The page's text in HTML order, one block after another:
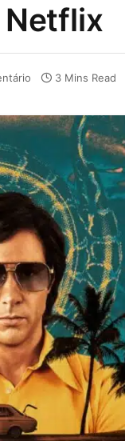
Netflix
3 Mins Read